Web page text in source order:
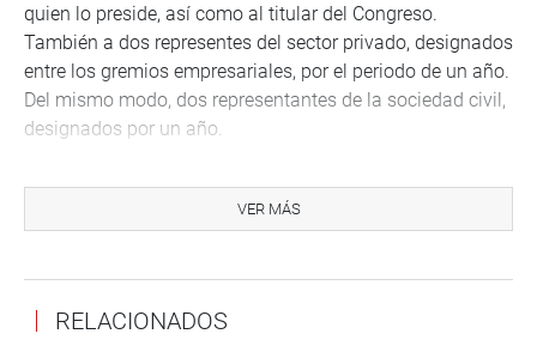
quien lo preside, así como al titular del Congreso.
También a dos representes del sector privado, designados
entre los gremios empresariales, por el periodo de un año.
Del mismo modo, dos representantes de la sociedad civil,
designados por un año.
disposiciones necesarias para la designación de los
representantes de la sociedad civil y el sector privado (…)
colegios profesionales, sindicatos, centros de
VER MÁS
RELACIONADOS